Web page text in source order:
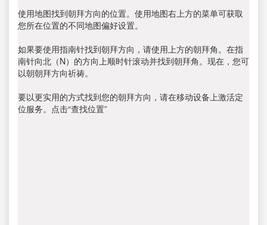
使用地图找到朝拜方向的位置。使用地图右上方的菜单可获取
您所在位置的不同地图偏好设置。
如果要使用指南针找到朝拜方向，请使用上方的朝拜角。在指
南针向北（N）的方向上顺时针滚动并找到朝拜角。现在，您可
以朝朝拜方向祈祷。
要以更实用的方式找到您的朝拜方向，请在移动设备上激活定
位服务。点击“查找位置”